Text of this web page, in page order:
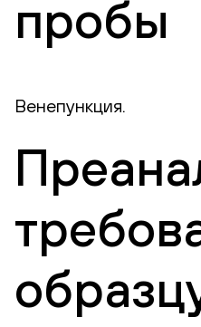
пробы
Венепункция.